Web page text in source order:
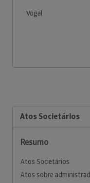
Vogal
Atos Societários
Resumo
Atos Societários
Atos sobre